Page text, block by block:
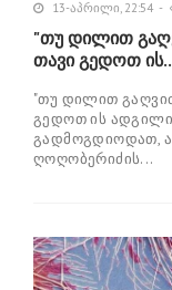
13-აპრილი, 22:54
"თუ დილით
თავი გედოთ ის..
"თუ დილით
გედოთ ის ადგილი
გადმოგდიოდათ,
ღოღობერიძის...